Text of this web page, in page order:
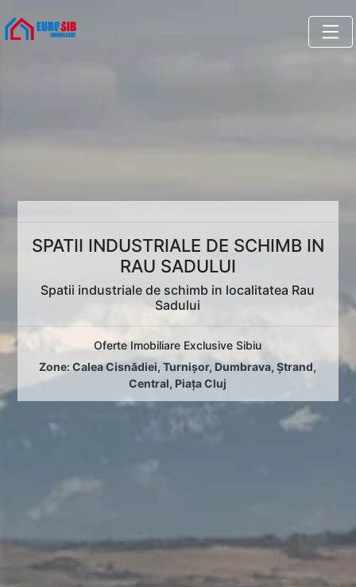
SPATII INDUSTRIALE DE SCHIMB IN
RAU SADULUI
Spatii industriale de schimb in localitatea Rau
Sadului
Oferte Imobiliare Exclusive Sibiu
Zone:Calea Cisnădiei,Turnișor, Dumbrava,Ștrand,
Central, Piața Cluj